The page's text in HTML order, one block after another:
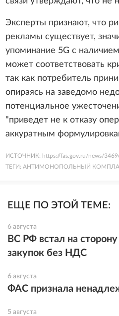
Эксперты признают, что
рекламы существует,
упоминание 5G с
может соответствовать
так как потребитель
опираясь на заведомо
потенциальное
"приведет не к отказу
аккуратным
ИСТОЧНИК: https://fas.gov.ru/news/
ТЕГИ: АНТИМОНОПОЛЬНЫЙ
ЕЩЕ ПО ЭТОЙ ТЕМЕ:
6 августа
ВС РФ встал на
закупок без НДС
6 августа
ФАС признала
5 августа